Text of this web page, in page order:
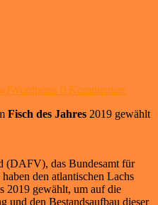
0 Kommentare
Fisch des Jahres 2019 gewählt
(DAFV), das Bundesamt für
den atlantischen Lachs
2019 gewählt, um auf die
und den Bestandsaufbau dieser